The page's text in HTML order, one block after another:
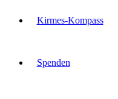
Kirmes-Kompass
Spenden